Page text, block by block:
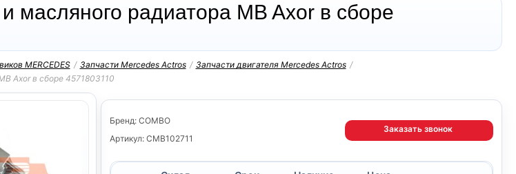
масляного радиатора MB Axor в сборе
MERCEDES / Запчасти Mercedes Actros / Запчасти двигателя Mercedes Actros /
Axor в сборе 4571803110
Бренд: COMBO
Артикул: CMB102711
Заказать звонок